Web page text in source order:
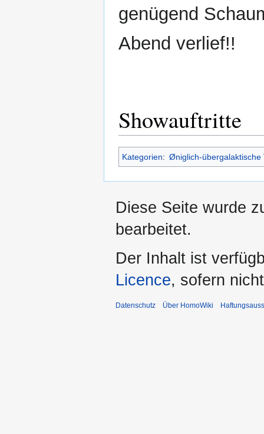
genügend
Abend verlief!!
Showauftritte
Kategorien: Øniglich-übergalaktische
Diese Seite wurde
bearbeitet.
Der Inhalt ist
Licence, sofern
Datenschutz Über HomoWiki